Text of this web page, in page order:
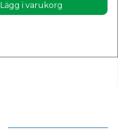
Lägg i varukorg